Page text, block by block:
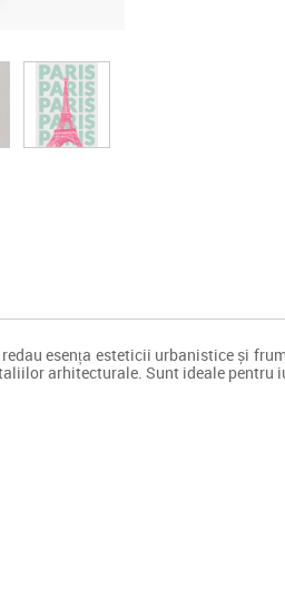
esența esteticii urbanistice și
arhitecturale. Sunt ideale pentru